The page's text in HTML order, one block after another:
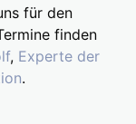
für den
finden
, Experte der
.